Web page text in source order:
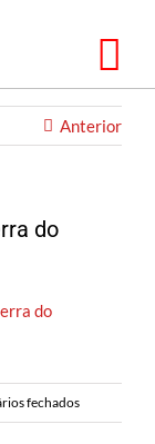
Anterior
do
fechadosem
Caminhando